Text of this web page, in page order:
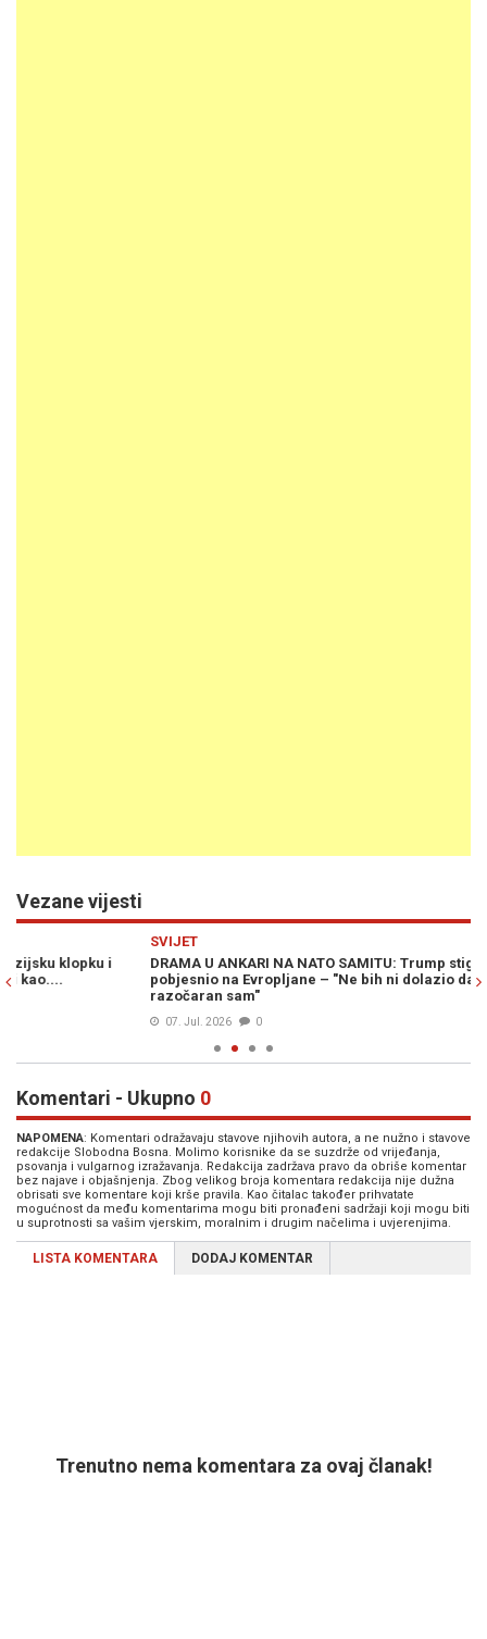
Vezane vijesti
DRAMA U ANKARI NA NATO SAMITU: Trump stigao i totalno
pobjesnio na Evropljane – "Ne bih ni dolazio da nije njega,
Komentari - Ukupno 0
NAPOMENA: Komentari odražavaju stavove njihovih autora, a ne nužno i stavove
redakcije Slobodna Bosna. Molimo korisnike da se suzdrže od vrijeđanja,
psovanja i vulgarnog izražavanja. Redakcija zadržava pravo da obriše komentar
bez najave i objašnjenja. Zbog velikog broja komentara redakcija nije dužna
obrisati sve komentare koji krše pravila. Kao čitalac također prihvatate
mogućnost da među komentarima mogu biti pronađeni sadržaji koji mogu biti
u suprotnosti sa vašim vjerskim, moralnim i drugim načelima i uvjerenjima.
LISTA KOMENTARA DODAJ KOMENTAR
Trenutno nema komentara za ovaj članak!